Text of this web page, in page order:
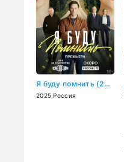
Я буду помнить (2025)
2025 ,Россия